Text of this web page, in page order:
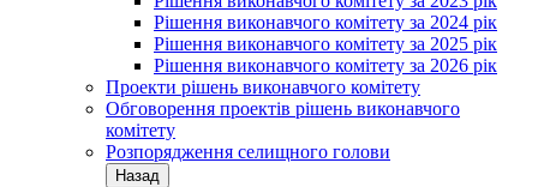
Рішення виконавчого комітету за 2024 рік
Рішення виконавчого комітету за 2025 рік
Рішення виконавчого комітету за 2026 рік
Проекти рішень виконавчого комітету
Обговорення проектів рішень виконавчого
комітету
Розпорядження селищного голови
Назад